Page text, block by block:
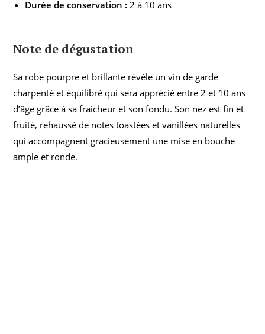
Durée de conservation : 2 à 10 ans
Note de dégustation
Sa robe pourpre et brillante révèle un vin de garde
charpenté et équilibré qui sera apprécié entre 2 et 10 ans
d’âge grâce à sa fraicheur et son fondu. Son nez est fin et
fruité, rehaussé de notes toastées et vanillées naturelles
qui accompagnent gracieusement une mise en bouche
ample et ronde.